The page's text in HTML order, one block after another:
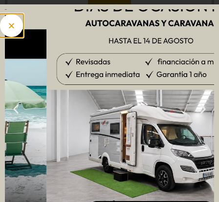
Ver más
AUTOCARAVANA PILOTE P706C